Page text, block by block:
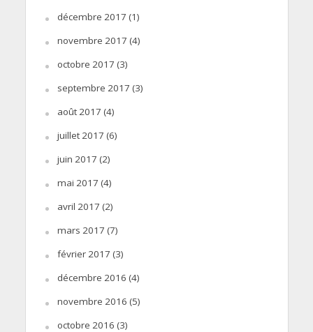
décembre 2017 (1)
novembre 2017 (4)
octobre 2017 (3)
septembre 2017 (3)
août 2017 (4)
juillet 2017 (6)
juin 2017 (2)
mai 2017 (4)
avril 2017 (2)
mars 2017 (7)
février 2017 (3)
décembre 2016 (4)
novembre 2016 (5)
octobre 2016 (3)